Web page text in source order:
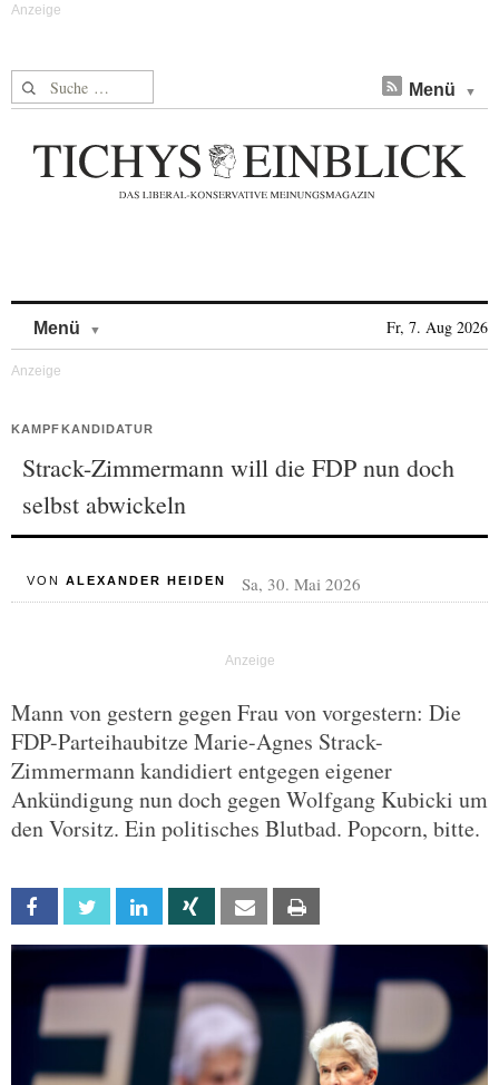
Suche nach: Menü
Menü Fr, 7. Aug 2026
KAMPFKANDIDATUR
Strack-Zimmermann will die FDP nun doch
selbst abwickeln
VON ALEXANDER HEIDEN Sa, 30. Mai 2026
Mann von gestern gegen Frau von vorgestern: Die
FDP-Parteihaubitze Marie-Agnes Strack-
Zimmermann kandidiert entgegen eigener
Ankündigung nun doch gegen Wolfgang Kubicki um
den Vorsitz. Ein politisches Blutbad. Popcorn, bitte.
Facebook Twitter Linkedin Xing Email